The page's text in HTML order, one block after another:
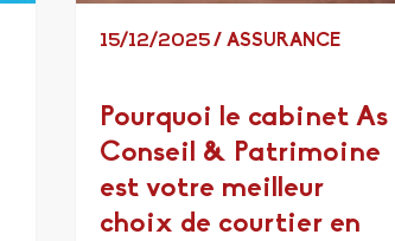
15/12/2025/ ASSURANCE
Pourquoi le cabinet As
Conseil & Patrimoine
est votre meilleur
choix de courtier en